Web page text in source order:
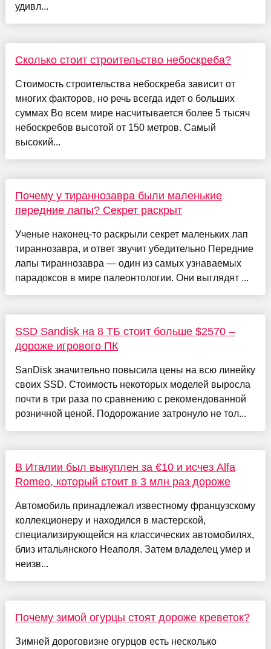
удивл...
Сколько стоит строительство небоскреба?
Стоимость строительства небоскреба зависит от
многих факторов, но речь всегда идет о больших
суммах Во всем мире насчитывается более 5 тысяч
небоскребов высотой от 150 метров. Самый
высокий...
Почему у тираннозавра были маленькие
передние лапы? Секрет раскрыт
Ученые наконец-то раскрыли секрет маленьких лап
тираннозавра, и ответ звучит убедительно Передние
лапы тираннозавра — один из самых узнаваемых
парадоксов в мире палеонтологии. Они выглядят ...
SSD Sandisk на 8 ТБ стоит больше $2570 –
дороже игрового ПК
SanDisk значительно повысила цены на всю линейку
своих SSD. Стоимость некоторых моделей выросла
почти в три раза по сравнению с рекомендованной
розничной ценой. Подорожание затронуло не тол...
В Италии был выкуплен за €10 и исчез Alfa
Romeo, который стоит в 3 млн раз дороже
Автомобиль принадлежал известному французскому
коллекционеру и находился в мастерской,
специализирующейся на классических автомобилях,
близ итальянского Неаполя. Затем владелец умер и
неизв...
Почему зимой огурцы стоят дороже креветок?
Зимней дороговизне огурцов есть несколько